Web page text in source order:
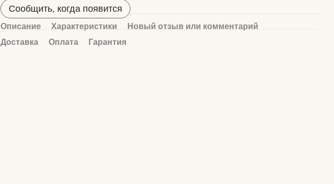
Сообщить, когда появится
Описание Характеристики
Новый отзыв или комментарий
Доставка
Оплата Гарантия